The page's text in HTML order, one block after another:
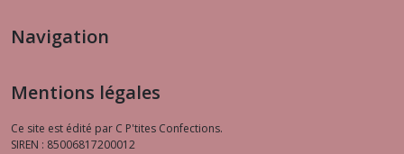
Navigation
Mentions légales
Ce site est édité par C P'tites Confections.
SIREN : 85006817200012